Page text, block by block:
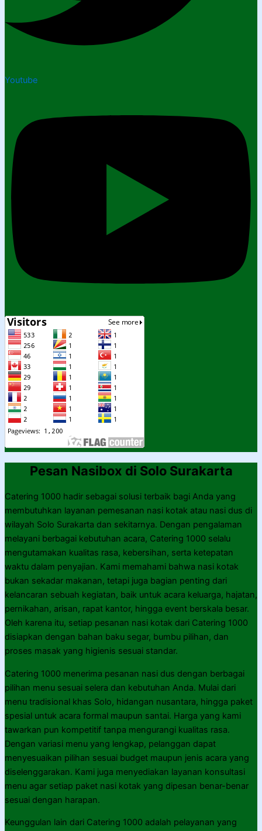
Youtube
Pesan Nasibox di Solo Surakarta
Catering 1000 hadir sebagai solusi terbaik bagi Anda yang
membutuhkan layanan pemesanan nasi kotak atau nasi dus di
wilayah Solo Surakarta dan sekitarnya. Dengan pengalaman
melayani berbagai kebutuhan acara, Catering 1000 selalu
mengutamakan kualitas rasa, kebersihan, serta ketepatan
waktu dalam penyajian. Kami memahami bahwa nasi kotak
bukan sekadar makanan, tetapi juga bagian penting dari
kelancaran sebuah kegiatan, baik untuk acara keluarga, hajatan,
pernikahan, arisan, rapat kantor, hingga event berskala besar.
Oleh karena itu, setiap pesanan nasi kotak dari Catering 1000
disiapkan dengan bahan baku segar, bumbu pilihan, dan
proses masak yang higienis sesuai standar.
Catering 1000 menerima pesanan nasi dus dengan berbagai
pilihan menu sesuai selera dan kebutuhan Anda. Mulai dari
menu tradisional khas Solo, hidangan nusantara, hingga paket
spesial untuk acara formal maupun santai. Harga yang kami
tawarkan pun kompetitif tanpa mengurangi kualitas rasa.
Dengan variasi menu yang lengkap, pelanggan dapat
menyesuaikan pilihan sesuai budget maupun jenis acara yang
diselenggarakan. Kami juga menyediakan layanan konsultasi
menu agar setiap paket nasi kotak yang dipesan benar-benar
sesuai dengan harapan.
Keunggulan lain dari Catering 1000 adalah pelayanan yang